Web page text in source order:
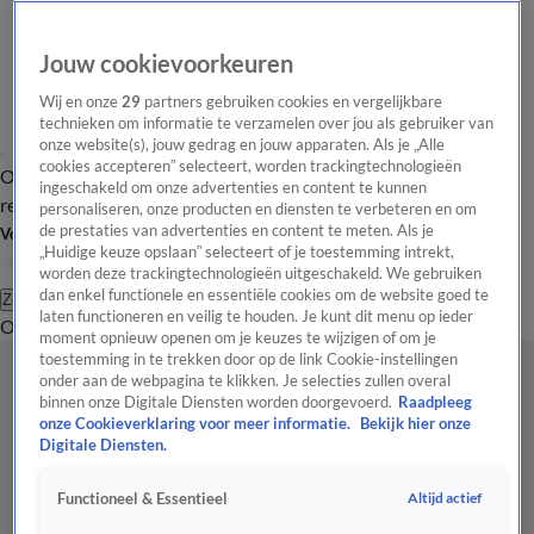
Overzicht Laatste nieuws Regionieuws Het beste van Hart
Tip de
redactie
Volg Hart van Nederland
Zoeken
OverzichtRegioUitzendingenWeerTip de redactiePanelVideo's
Jouw cookievoorkeuren
Wij en onze29 partners gebruiken cookies en vergelijkbare
technieken om informatie te verzamelen over jou als gebruiker van
onze website(s), jouw gedrag en jouw apparaten. Als je „Alle
cookies accepteren” selecteert, worden trackingtechnologieën
ingeschakeld om onze advertenties en content te kunnen
personaliseren, onze producten en diensten te verbeteren en om
de prestaties van advertenties en content te meten. Als je
„Huidige keuze opslaan” selecteert of je toestemming intrekt,
worden deze trackingtechnologieën uitgeschakeld. We gebruiken
dan enkel functionele en essentiële cookies om de website goed te
laten functioneren en veilig te houden. Je kunt dit menu op ieder
moment opnieuw openen om je keuzes te wijzigen of om je
toestemming in te trekken door op de link Cookie-instellingen
onder aan de webpagina te klikken. Je selecties zullen overal
binnen onze Digitale Diensten worden doorgevoerd. Raadpleeg
onze Cookieverklaring voor meer informatie.
Bekijk hier onze
Digitale Diensten.
Functioneel & Essentieel Altijd actief